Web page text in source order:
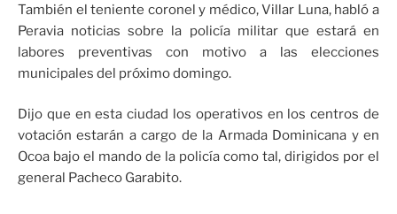
También el teniente coronel y médico, Villar Luna, habló a
Peravia noticias sobre la policía militar que estará en
labores preventivas con motivo a las elecciones
municipales del próximo domingo.
Dijo que en esta ciudad los operativos en los centros de
votación estarán a cargo de la Armada Dominicana y en
Ocoa bajo el mando de la policía como tal, dirigidos por el
general Pacheco Garabito.